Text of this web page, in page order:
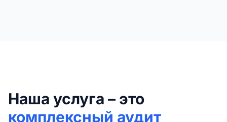
Наша услуга – это
комплексный аудит